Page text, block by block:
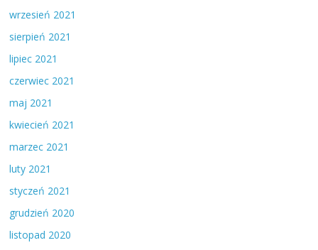
wrzesień 2021
sierpień 2021
lipiec 2021
czerwiec 2021
maj 2021
kwiecień 2021
marzec 2021
luty 2021
styczeń 2021
grudzień 2020
listopad 2020